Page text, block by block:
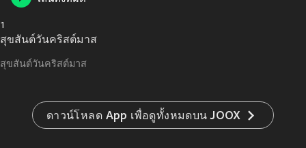
1
สุขสันต์วันคริสต์มาส
สุขสันต์วันคริสต์มาส
ดาวน์โหลด App เพื่อดูทั้งหมดบน JOOX